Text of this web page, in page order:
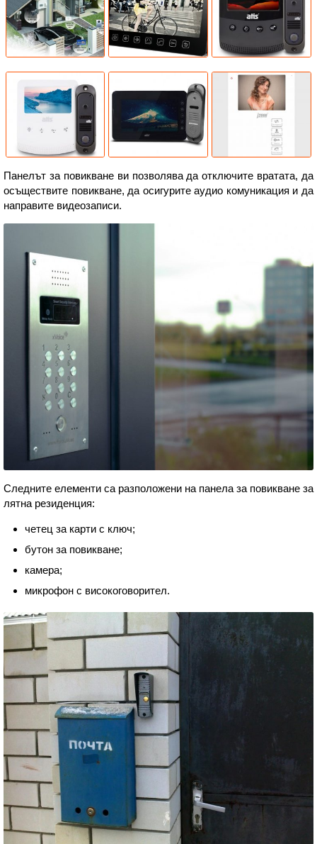
Панелът за повикване ви позволява да отключите вратата, да
осъществите повикване, да осигурите аудио комуникация и да
направите видеозаписи.
Следните елементи са разположени на панела за повикване за
лятна резиденция:
четец за карти с ключ;
бутон за повикване;
камера;
микрофон с високоговорител.